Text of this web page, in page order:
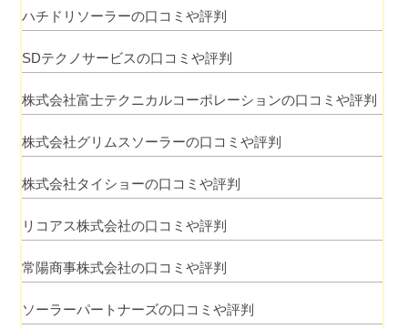
ハチドリソーラーの口コミや評判
SDテクノサービスの口コミや評判
株式会社富士テクニカルコーポレーションの口コミや評判
株式会社グリムスソーラーの口コミや評判
株式会社タイショーの口コミや評判
リコアス株式会社の口コミや評判
常陽商事株式会社の口コミや評判
ソーラーパートナーズの口コミや評判